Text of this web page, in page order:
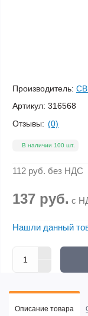
Производитель:
Артикул: 316568
Отзывы: (0)
В наличии 100 шт.
112 руб. без НДС
137 руб. с
Нашли данный
Описание товара